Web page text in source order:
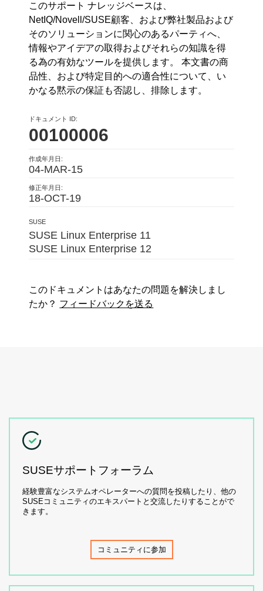
このサポート ナレッジベースは、
NetIQ/Novell/SUSE顧客、および弊社製品および
そのソリューションに関心のあるパーティへ、
情報やアイデアの取得およびそれらの知識を得
る為の有効なツールを提供します。 本文書の商
品性、および特定目的への適合性について、い
かなる黙示の保証も否認し、排除します。
ドキュメント ID:
00100006
作成年月日:
04-MAR-15
修正年月日:
18-OCT-19
SUSE
SUSE Linux Enterprise 11
SUSE Linux Enterprise 12
このドキュメントはあなたの問題を解決しまし
たか？ フィードバックを送る
SUSEサポートフォーラム
経験豊富なシステムオペレーターへの質問を投稿したり、他の
SUSEコミュニティのエキスパートと交流したりすることがで
きます。
コミュニティに参加